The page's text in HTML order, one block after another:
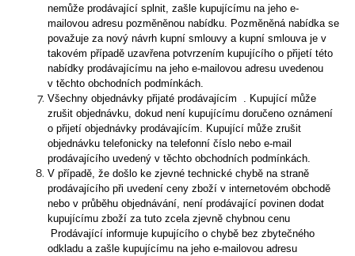
nemůže prodávající splnit, zašle kupujícímu na jeho e-
mailovou adresu pozměněnou nabídku. Pozměněná nabídka se
považuje za nový návrh kupní smlouvy a kupní smlouva je v
takovém případě uzavřena potvrzením kupujícího o přijetí této
nabídky prodávajícímu na jeho e-mailovou adresu uvedenou
v těchto obchodních podmínkách.
Všechny objednávky přijaté prodávajícím . Kupující může
zrušit objednávku, dokud není kupujícímu doručeno oznámení
o přijetí objednávky prodávajícím. Kupující může zrušit
objednávku telefonicky na telefonní číslo nebo e-mail
prodávajícího uvedený v těchto obchodních podmínkách.
V případě, že došlo ke zjevné technické chybě na straně
prodávajícího při uvedení ceny zboží v internetovém obchodě
nebo v průběhu objednávání, není prodávající povinen dodat
kupujícímu zboží za tuto zcela zjevně chybnou cenu
Prodávající informuje kupujícího o chybě bez zbytečného
odkladu a zašle kupujícímu na jeho e-mailovou adresu